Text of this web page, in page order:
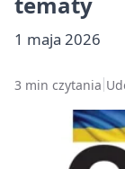
1 maja 2026
3 min czytania